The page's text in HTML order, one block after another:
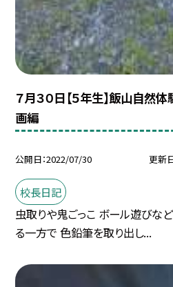
７月３０日【５年生】飯山自
画編
公開日 2022/07/30 更新
校長日記
虫取りや鬼ごっこ ボール遊びな
る一方で 色鉛筆を取り出し...